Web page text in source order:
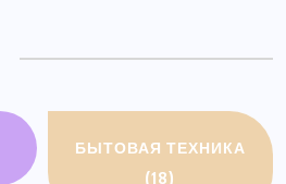
БЫТОВАЯ ТЕХНИКА
(18)